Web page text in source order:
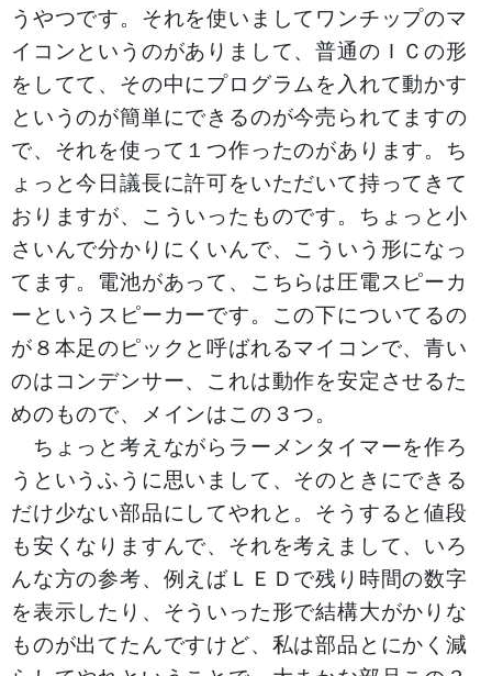
うやつです。それを使いましてワンチップのマ
イコンというのがありまして、普通のＩＣの形
をしてて、その中にプログラムを入れて動かす
というのが簡単にできるのが今売られてますの
で、それを使って１つ作ったのがあります。ち
ょっと今日議長に許可をいただいて持ってきて
おりますが、こういったものです。ちょっと小
さいんで分かりにくいんで、こういう形になっ
てます。電池があって、こちらは圧電スピーカ
ーというスピーカーです。この下についてるの
が８本足のピックと呼ばれるマイコンで、青い
のはコンデンサー、これは動作を安定させるた
めのもので、メインはこの３つ。
ちょっと考えながらラーメンタイマーを作ろ
うというふうに思いまして、そのときにできる
だけ少ない部品にしてやれと。そうすると値段
も安くなりますんで、それを考えまして、いろ
んな方の参考、例えばＬＥＤで残り時間の数字
を表示したり、そういった形で結構大がかりな
ものが出てたんですけど、私は部品とにかく減